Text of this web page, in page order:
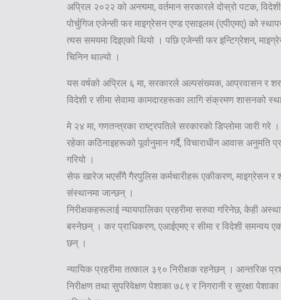
अप्रिल २०२२ को अन्त्यमा, वर्तमान सरकारले दोस्रो पटक,
पोर्चुगिज एजेन्सी फर माइग्रेसन एण्ड एसाइलम (एपीएमए) को
त्यस समयमा दिइएको थियो । पछि एजेन्सी फर इन्टिग्रेशन,
चिनिन थाल्यो ।
यस वर्षको अप्रिल ६ मा, सरकारले अल्पसंख्यक, आप्रवासन र
विदेशी र सीमा सेवामा कामदारहरूका लागि संक्रमण शासनको
मे २४ मा, गणतन्त्रका राष्ट्रपतिले सरकारको डिप्लोमा जारी गरे
रहेका कठिनाइहरूको पूर्वानुमान गर्दै, विचाराधीन आवास अनुमति
गरियो ।
सेफ खारेज भएसँगै गैरपुलिस कर्मचारीहरू एकीकरण, माइग्रेसन र
संस्थानमा जान्छन् ।
निरीक्षकहरूलाई न्यायपालिका प्रहरीमा सरुवा गरिनेछ, केही
बस्नेछन् । कर प्राधिकरण, एआईएमए र सीमा र विदेशी समन्वय
छन् ।
न्यायिक प्रहरीमा तत्काल ३९० निरीक्षक रहनेछन् । आन्तरिक
निरीक्षण तथा सुपरिवेक्षण पेशाका ७८९ र निगरानी र सुरक्षा